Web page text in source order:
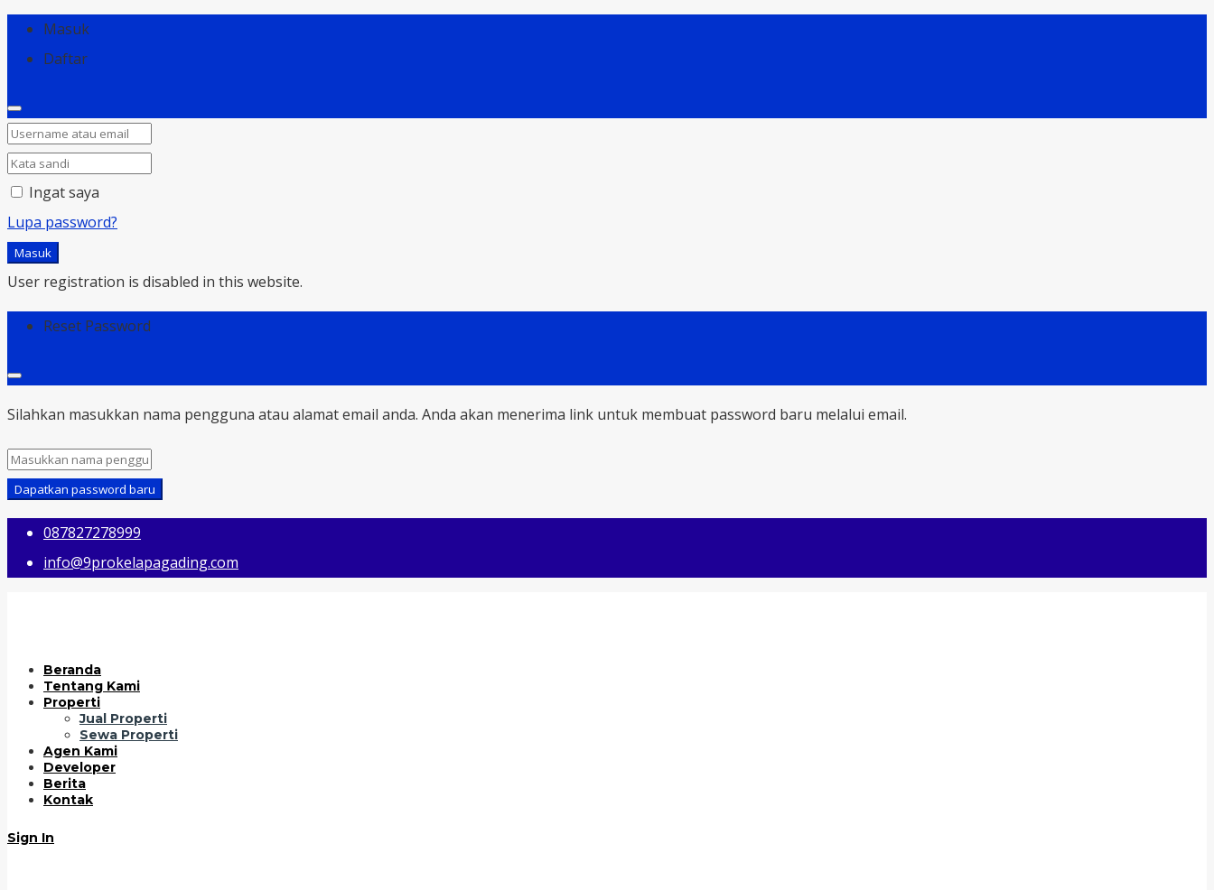
Masuk
Daftar
Ingat saya
Lupa password?
Masuk
User registration is disabled in this website.
Reset Password
Silahkan masukkan nama pengguna atau alamat email anda. Anda akan menerima link untuk membuat password baru melalui email.
Dapatkan password baru
087827278999
info@9prokelapagading.com
Beranda
Tentang Kami
Properti
Jual Properti
Sewa Properti
Agen Kami
Developer
Berita
Kontak
Sign In